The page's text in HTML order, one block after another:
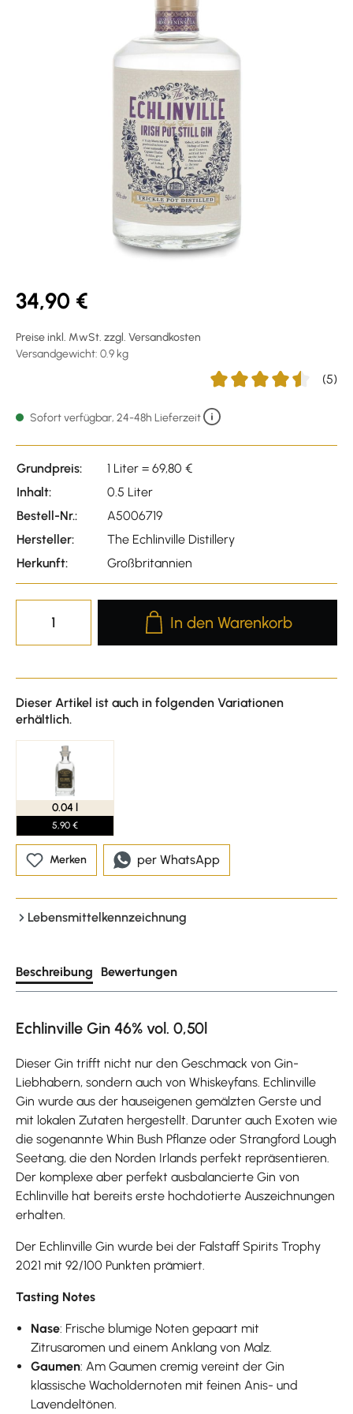
34,90 €
Preise inkl. MwSt. zzgl. Versandkosten
Versandgewicht: 0.9 kg
(5)
Sofort verfügbar, 24-48h Lieferzeit
Grundpreis:
1 Liter = 69,80 €
Inhalt:
0.5 Liter
Bestell-Nr.:
A5006719
Hersteller:
The Echlinville Distillery
Herkunft:
Großbritannien
Produkt Anzahl: Gib den
In den Warenkorb
Dieser Artikel ist auch in folgenden Variationen
erhältlich.
0.04 l
5,90 €
Merken per WhatsApp
Lebensmittelkennzeichnung
Beschreibung Bewertungen
Echlinville Gin 46% vol. 0,50l
Dieser Gin trifft nicht nur den Geschmack von Gin-
Liebhabern, sondern auch von Whiskeyfans. Echlinville
Gin wurde aus der hauseigenen gemälzten Gerste und
mit lokalen Zutaten hergestellt. Darunter auch Exoten wie
die sogenannte Whin Bush Pflanze oder Strangford Lough
Seetang, die den Norden Irlands perfekt repräsentieren.
Der komplexe aber perfekt ausbalancierte Gin von
Echlinville hat bereits erste hochdotierte Auszeichnungen
erhalten.
Der Echlinville Gin wurde bei der Falstaff Spirits Trophy
2021 mit 92/100 Punkten prämiert.
Tasting Notes
Nase: Frische blumige Noten gepaart mit
Zitrusaromen und einem Anklang von Malz.
Gaumen: Am Gaumen cremig vereint der Gin
klassische Wacholdernoten mit feinen Anis- und
Lavendeltönen.